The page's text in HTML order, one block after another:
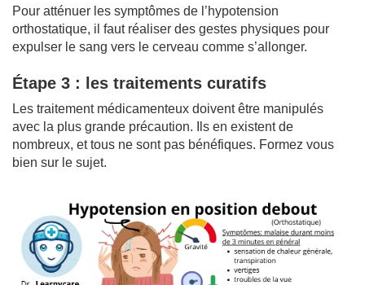
Pour atténuer les symptômes de l’hypotension
orthostatique, il faut réaliser des gestes physiques pour
expulser le sang vers le cerveau comme s’allonger.
Étape 3 : les traitements curatifs
Les traitement médicamenteux doivent être manipulés
avec la plus grande précaution. Ils en existent de
nombreux, et tous ne sont pas bénéfiques. Formez vous
bien sur le sujet.